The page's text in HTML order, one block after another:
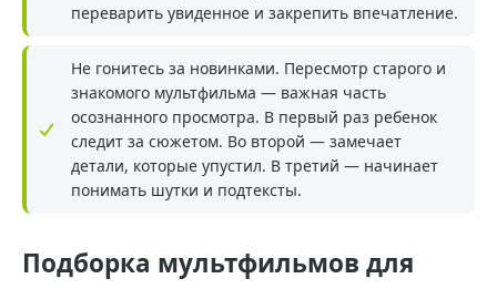
переварить увиденное и закрепить впечатление.
Не гонитесь за новинками. Пересмотр старого и
знакомого мультфильма — важная часть
осознанного просмотра. В первый раз ребенок
следит за сюжетом. Во второй — замечает
детали, которые упустил. В третий — начинает
понимать шутки и подтексты.
Подборка мультфильмов для